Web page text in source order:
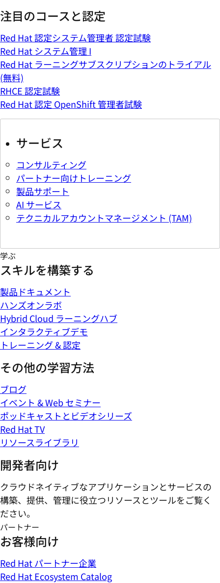
注目のコースと認定
Red Hat 認定システム管理者 認定試験
Red Hat システム管理 I
Red Hat ラーニングサブスクリプションのトライアル
(無料)
RHCE 認定試験
Red Hat 認定 OpenShift 管理者試験
サービス
コンサルティング
パートナー向けトレーニング
製品サポート
AI サービス
テクニカルアカウントマネージメント (TAM)
学ぶ
スキルを構築する
製品ドキュメント
ハンズオンラボ
Hybrid Cloud ラーニングハブ
インタラクティブデモ
トレーニング & 認定
その他の学習方法
ブログ
イベント & Web セミナー
ポッドキャストとビデオシリーズ
Red Hat TV
リソースライブラリ
開発者向け
クラウドネイティブなアプリケーションとサービスの
構築、提供、管理に役立つリソースとツールをご覧く
ださい。
パートナー
お客様向け
Red Hat パートナー企業
Red Hat Ecosystem Catalog